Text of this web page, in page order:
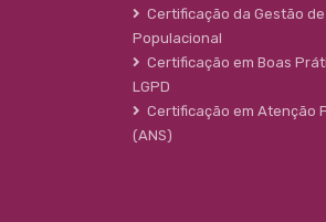
Certificação da Gestão
Populacional
Certificação em Boas
LGPD
Certificação em Atenção
(ANS)